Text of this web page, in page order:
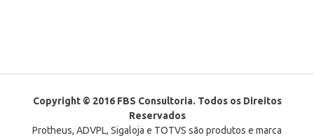
Copyright © 2016 FBS Consultoria. Todos os Direitos
Reservados
Protheus, ADVPL, Sigaloja e TOTVS são produtos e marca